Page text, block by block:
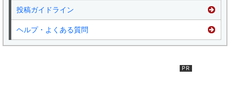
投稿ガイドライン
ヘルプ・よくある質問